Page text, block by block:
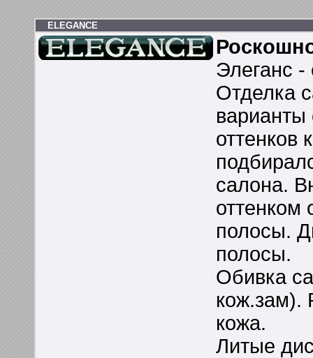
ELEGANCE
Элеганс -
Отделка
варианты
оттенков
салона.
оттенком
полосы.
полосы.
Обивка
кож.зам).
кожа.
Литые